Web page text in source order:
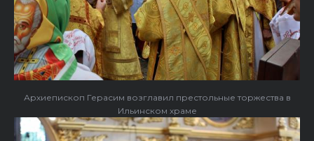
Архиепископ Герасим возглавил престольные торжества в
Ильинском храме